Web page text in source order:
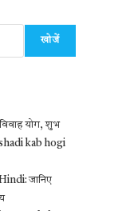
खोजें
योग, शुभ
kab hogi
जानिए